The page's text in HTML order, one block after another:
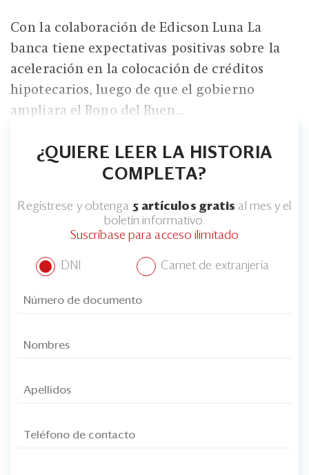
Con la colaboración de Edicson Luna La
banca tiene expectativas positivas sobre la
aceleración en la colocación de créditos
hipotecarios, luego de que el gobierno
ampliara el Bono del Buen...
¿QUIERE LEER LA HISTORIA
COMPLETA?
Regístrese y obtenga 5 artículos gratis al mes y el
boletín informativo.
Suscríbase para acceso ilimitado
DNI Carnet de extranjería